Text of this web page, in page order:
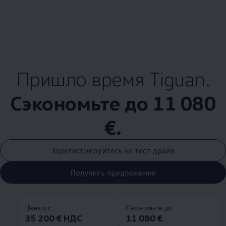
Пришло время Tiguan.
Сэкономьте до 11 080
€.
Зарегистрируйтесь на тест-драйв
Получить предложение
Цена от:
35 200 € НДС
Сэкономьте до
11 080 €